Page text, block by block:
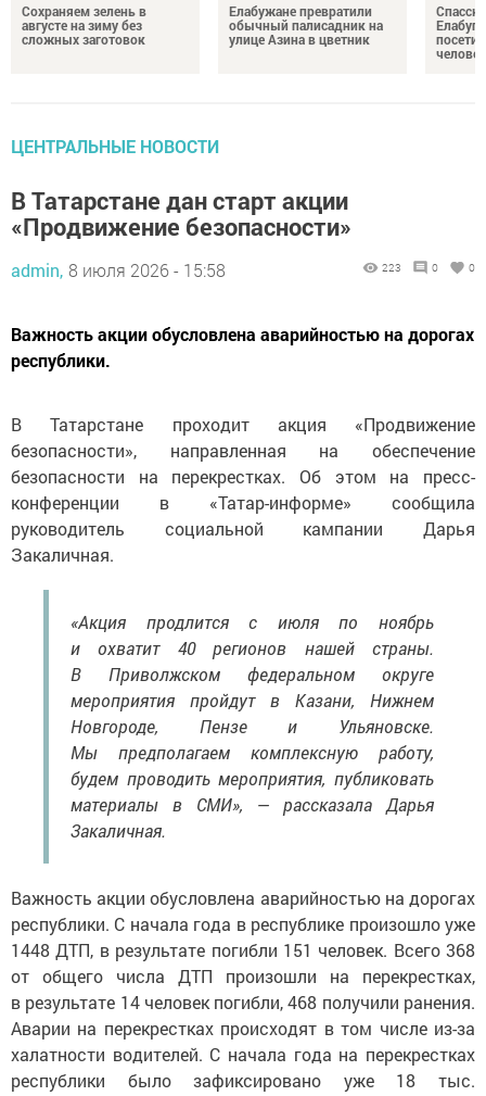
Сохраняем зелень в
августе на зиму без
сложных заготовок
Елабужане превратили
обычный палисадник на
улице Азина в цветник
человек
ЦЕНТРАЛЬНЫЕ НОВОСТИ
В Татарстане дан старт акции
«Продвижение безопасности»
admin, 8 июля 2026 - 15:58 223 0 0
Важность акции обусловлена аварийностью на дорогах
республики.
В Татарстане проходит акция «Продвижение
безопасности», направленная на обеспечение
безопасности на перекрестках. Об этом на пресс-
конференции в «Татар-информе» сообщила
руководитель социальной кампании Дарья
Закаличная.
«Акция продлится с июля по ноябрь
и охватит 40 регионов нашей страны.
В Приволжском федеральном округе
мероприятия пройдут в Казани, Нижнем
Новгороде, Пензе и Ульяновске.
Мы предполагаем комплексную работу,
будем проводить мероприятия, публиковать
материалы в СМИ», — рассказала Дарья
Закаличная.
Важность акции обусловлена аварийностью на дорогах
республики. С начала года в республике произошло уже
1448 ДТП, в результате погибли 151 человек. Всего 368
от общего числа ДТП произошли на перекрестках,
в результате 14 человек погибли, 468 получили ранения.
Аварии на перекрестках происходят в том числе из-за
халатности водителей. С начала года на перекрестках
республики было зафиксировано уже 18 тыс.